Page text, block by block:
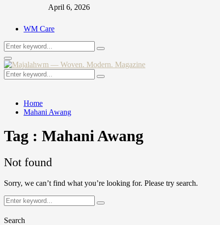
April 6, 2026
WM Care
Search
for:
Search
Primary
Menu
Search
for:
Search
Home
Mahani Awang
Tag : Mahani Awang
Not found
Sorry, we can’t find what you’re looking for. Please try search.
Search
for:
Search
Search